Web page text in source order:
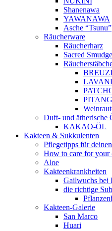
Shanenawa
YAWANAWA
Asche “Tsunu”
Räucherware
Räucherharz
Sacred
Duft- und ätherische
KAKAO-ÖL
Kakteen & Sukkulenten
Pflegetipps für
How to care for your
Aloe
Kakteenkrankheiten
Gailwuchs bei
die richtige
Kakteen-Galerie
San Marco
Huari